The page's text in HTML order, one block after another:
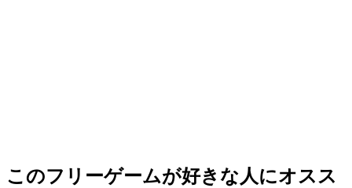
このフリーゲームが好きな人にオスス